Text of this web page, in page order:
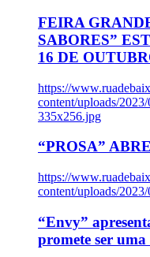
FEIRA
SABORES”
16 DE
https://
content/uploads/
335x256.jpg
“PROSA”
https://
content/uploads/
“Envy”
promete ser uma